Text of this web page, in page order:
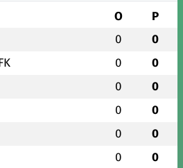
O P
0 0
0 0
0 0
0 0
0 0
0 0